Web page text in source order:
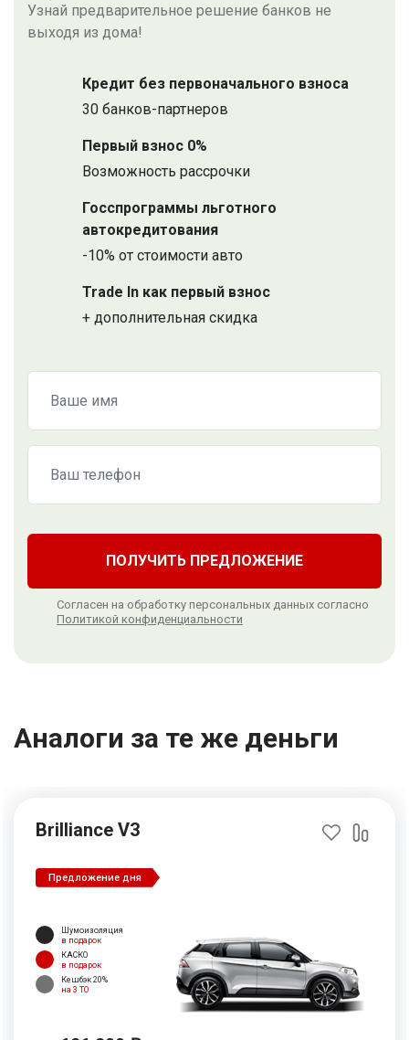
Узнай предварительное решение банков не
выходя из дома!
Кредит без первоначального взноса
30 банков-партнеров
Первый взнос 0%
Возможность рассрочки
Госспрограммы льготного
автокредитования
-10% от стоимости авто
Trade In как первый взнос
+ дополнительная скидка
ПОЛУЧИТЬ ПРЕДЛОЖЕНИЕ
Согласен на обработку персональных данных согласно
Политикой конфиденциальности
Аналоги за те же деньги
Brilliance V3
Предложение дня
Шумоизоляция
в подарок
КАСКО
в подарок
Кешбэк 20%
на 3 ТО